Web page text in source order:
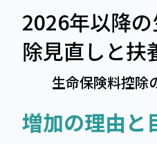
2026年以降
除見直しと扶
生命保険料控除
増加の理由と